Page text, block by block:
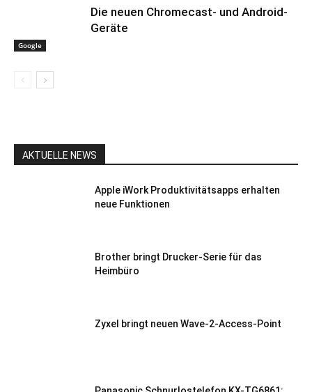
Google
Die neuen Chromecast- und Android-
Geräte
AKTUELLE NEWS
Apple iWork Produktivitätsapps erhalten
neue Funktionen
Brother bringt Drucker-Serie für das
Heimbüro
Zyxel bringt neuen Wave-2-Access-Point